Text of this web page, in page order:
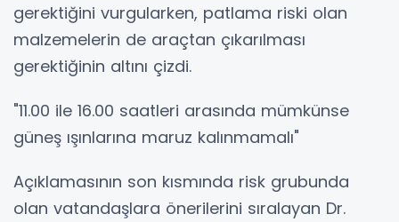
gerektiğini vurgularken, patlama riski olan
malzemelerin de araçtan çıkarılması
gerektiğinin altını çizdi.
"11.00 ile 16.00 saatleri arasında mümkünse
güneş ışınlarına maruz kalınmamalı"
Açıklamasının son kısmında risk grubunda
olan vatandaşlara önerilerini sıralayan Dr.